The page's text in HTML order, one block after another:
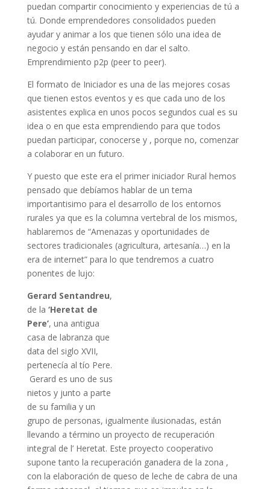
puedan compartir conocimiento y experiencias de tú a
tú. Donde emprendedores consolidados pueden
ayudar y animar a los que tienen sólo una idea de
negocio y están pensando en dar el salto.
Emprendimiento p2p (peer to peer).
El formato de Iniciador es una de las mejores cosas
que tienen estos eventos y es que cada uno de los
asistentes explica en unos pocos segundos cual es su
idea o en que esta emprendiendo para que todos
puedan participar, conocerse y , porque no, comenzar
a colaborar en un futuro.
Y puesto que este era el primer iniciador Rural hemos
pensado que debíamos hablar de un tema
importantisimo para el desarrollo de los entornos
rurales ya que es la columna vertebral de los mismos,
hablaremos de “Amenazas y oportunidades de
sectores tradicionales (agricultura, artesanía…) en la
era de internet” para lo que tendremos a cuatro
ponentes de lujo:
Gerard Sentandreu,
de la ‘Heretat de
Pere’, una antigua
casa de labranza que
data del siglo XVII,
pertenecía al tío Pere.
Gerard es uno de sus
nietos y junto a parte
de su familia y un
grupo de personas, igualmente ilusionadas, están
llevando a término un proyecto de recuperación
integral de l’ Heretat. Este proyecto cooperativo
supone tanto la recuperación ganadera de la zona ,
con la elaboración de queso de leche de cabra de una